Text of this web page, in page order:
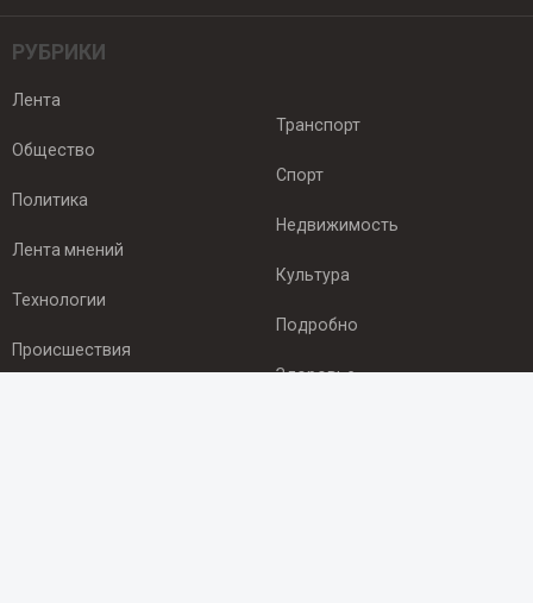
РУБРИКИ
Лента
Общество
Политика
Лента мнений
Технологии
Происшествия
Транспорт
Спорт
Недвижимость
Культура
Подробно
Здоровье